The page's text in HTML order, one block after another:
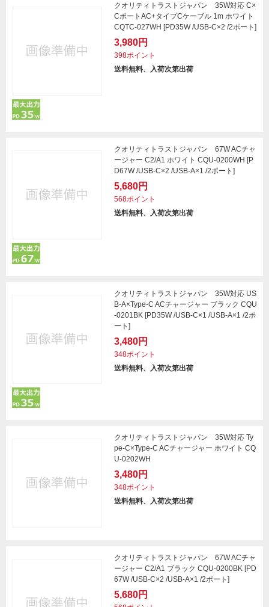
クオリティトラストジャパン 35W対応 C×
CポートAC+タイプCケーブル 1m ホワイト
CQTC-027WH [PD35W /USB-C×2 /2ポート]
3,980円
398ポイント
送料無料、入荷次第出荷
クオリティトラストジャパン 67W ACチャ
ージャー C2/A1 ホワイト CQU-0200WH [P
D67W /USB-C×2 /USB-A×1 /2ポート]
5,680円
568ポイント
送料無料、入荷次第出荷
クオリティトラストジャパン 35W対応 US
B-A×Type-C ACチャージャー ブラック CQU
-0201BK [PD35W /USB-C×1 /USB-A×1 /2ポ
ート]
3,480円
348ポイント
送料無料、入荷次第出荷
クオリティトラストジャパン 35W対応 Ty
pe-C×Type-C ACチャージャー ホワイト CQ
U-0202WH
3,480円
348ポイント
送料無料、入荷次第出荷
クオリティトラストジャパン 67W ACチャ
ージャー C2/A1 ブラック CQU-0200BK [PD
67W /USB-C×2 /USB-A×1 /2ポート]
5,680円